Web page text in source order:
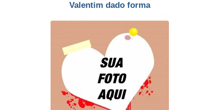
Valentim dado forma